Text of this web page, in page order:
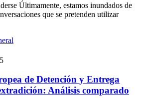
Últimamente, estamos inundados de
que se pretenden utilizar
de Detención y Entrega
Análisis comparado